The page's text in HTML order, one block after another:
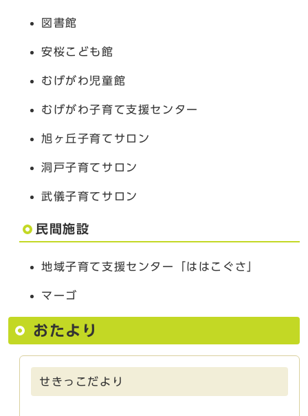
図書館
安桜こども館
むげがわ児童館
むげがわ子育て支援センター
旭ヶ丘子育てサロン
洞戸子育てサロン
武儀子育てサロン
民間施設
地域子育て支援センター「ははこぐさ」
マーゴ
おたより
せきっこだより